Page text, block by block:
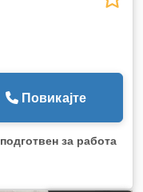
Повикајте
подготвен за работа